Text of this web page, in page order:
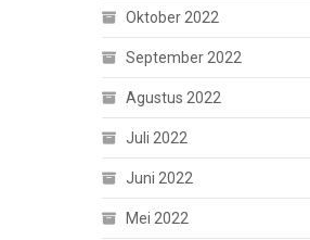
Oktober 2022
September 2022
Agustus 2022
Juli 2022
Juni 2022
Mei 2022